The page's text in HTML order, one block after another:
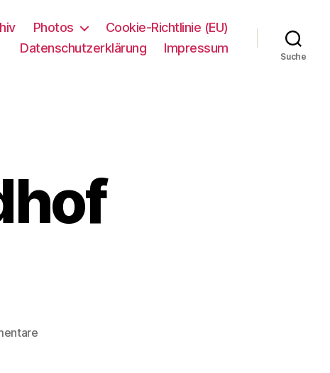
Photos
Cookie-Richtlinie (EU)
Datenschutzerklärung
Impressum
Suche
zu